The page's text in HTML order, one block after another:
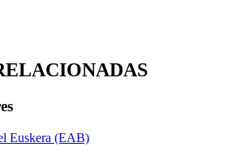
Euskera (EAB)